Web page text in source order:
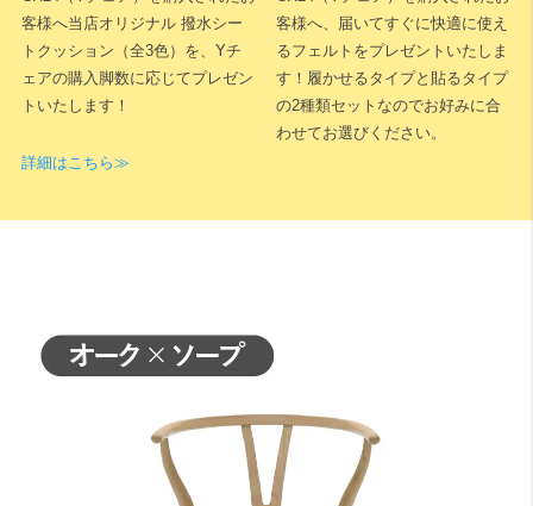
ためご連絡ください。確認時は床ではなく平らな天板上でのチェック
客様へ当店オリジナル 撥水シー
トクッション（全3色）を、Yチ
ェアの購入脚数に応じてプレゼン
トいたします！
詳細はこちら≫
客様へ、届いてすぐに快適に使え
るフェルトをプレゼントいたしま
す！履かせるタイプと貼るタイプ
の2種類セットなのでお好みに合
わせてお選びください。